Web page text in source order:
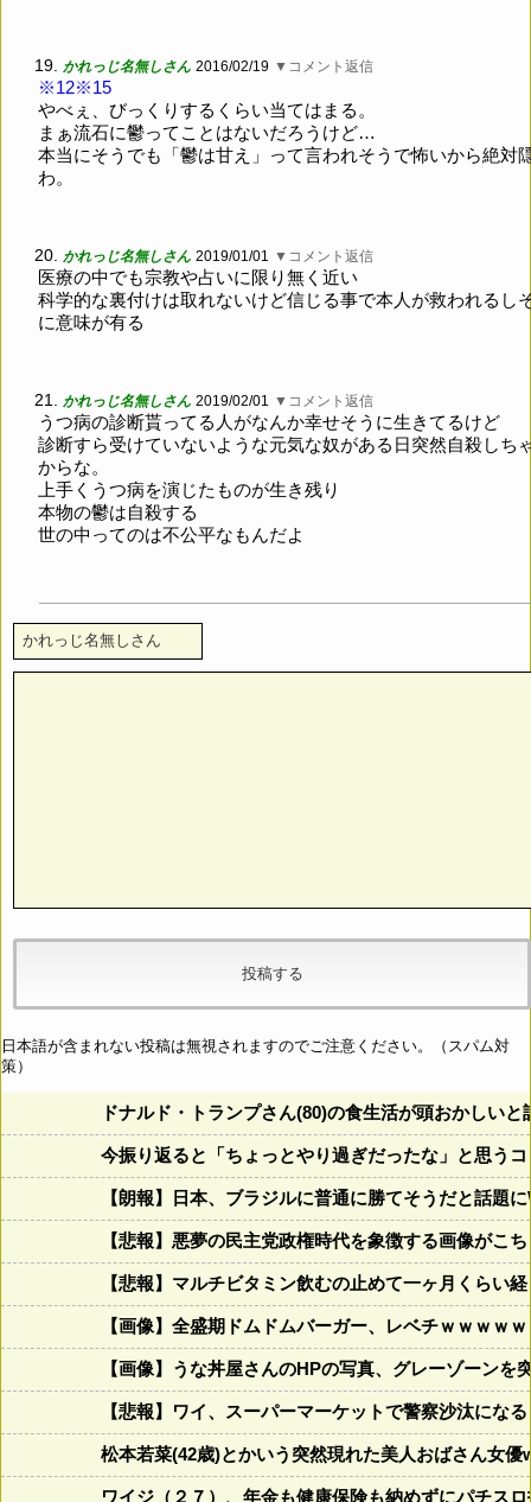
19. かれっじ名無しさん 2016/02/19 ▼コメント返信
※12※15
やべぇ、びっくりするくらい当てはまる。
まぁ流石に鬱ってことはないだろうけど…
本当にそうでも「鬱は甘え」って言われそうで怖いから絶対
わ。
20. かれっじ名無しさん 2019/01/01 ▼コメント返信
医療の中でも宗教や占いに限り無く近い
科学的な裏付けは取れないけど信じる事で本人が救われるし
に意味が有る
21. かれっじ名無しさん 2019/02/01 ▼コメント返信
うつ病の診断貰ってる人がなんか幸せそうに生きてるけど
診断すら受けていないような元気な奴がある日突然自殺しち
からな。
上手くうつ病を演じたものが生き残り
本物の鬱は自殺する
世の中ってのは不公平なもんだよ
日本語が含まれない投稿は無視されますのでご注意ください。（スパム対
策）
ドナルド・トランプさん(80)の食生活が頭おかしい
今振り返ると「ちょっとやり過ぎだったな」と思う
【朗報】日本、ブラジルに普通に勝てそうだと話題
【悲報】悪夢の民主党政権時代を象徴する画像がこ
【悲報】マルチビタミン飲むの止めて一ヶ月くらい
【画像】全盛期ドムドムバーガー、レベチｗｗｗｗ
【画像】うな丼屋さんのHPの写真、グレーゾーンを
【悲報】ワイ、スーパーマーケットで警察沙汰にな
松本若菜(42歳)とかいう突然現れた美人おばさん女優
ワイジ（２７）、年金も健康保険も納めずにパチス